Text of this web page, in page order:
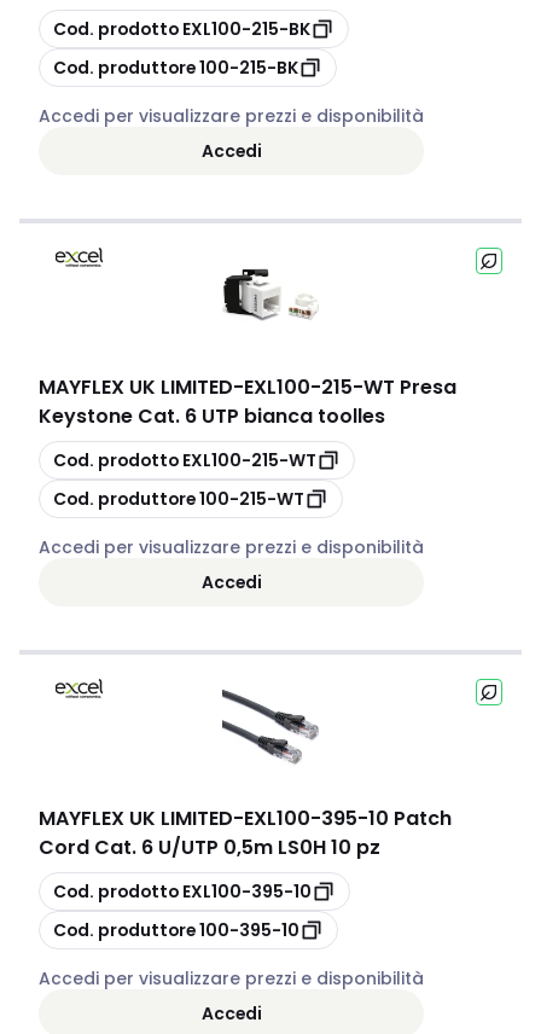
copia
Cod. prodotto EXL100-215-BK
copia
Cod. produttore100-215-BK
Accedi per visualizzare prezzi e disponibilità
Accedi
MAYFLEX UK LIMITED-EXL100-215-WT Presa
Keystone Cat. 6 UTP bianca toolles
copia
Cod. prodotto EXL100-215-WT
copia
Cod. produttore100-215-WT
Accedi per visualizzare prezzi e disponibilità
Accedi
MAYFLEX UK LIMITED-EXL100-395-10 Patch
Cord Cat. 6 U/UTP 0,5m LS0H 10 pz
copia
Cod. prodotto EXL100-395-10
copia
Cod. produttore100-395-10
Accedi per visualizzare prezzi e disponibilità
Accedi